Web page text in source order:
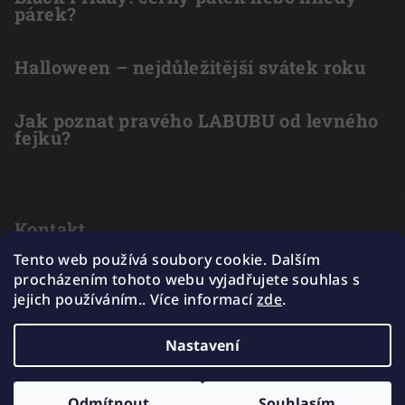
Tento web používá soubory cookie. Dalším
procházením tohoto webu vyjadřujete souhlas s
jejich používáním.. Více informacízde.
Nastavení
párek?
Halloween – nejdůležitější svátek roku
Jak poznat pravého LABUBU od levného
fejku?
Kontakt
info@ outlet-hracek.cz
775 211 969
EXKAKADU. Všechna práva vyhrazena.